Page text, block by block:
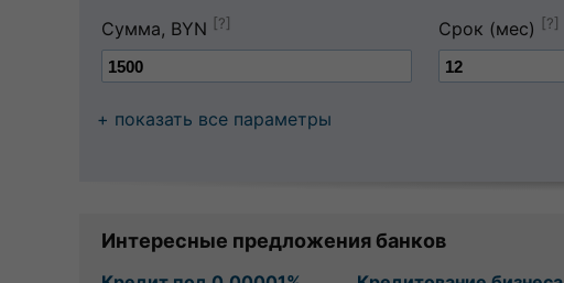
Сумма, BYN [?] Срок (мес) [?]
+ показать все параметры
Интересные предложения банков